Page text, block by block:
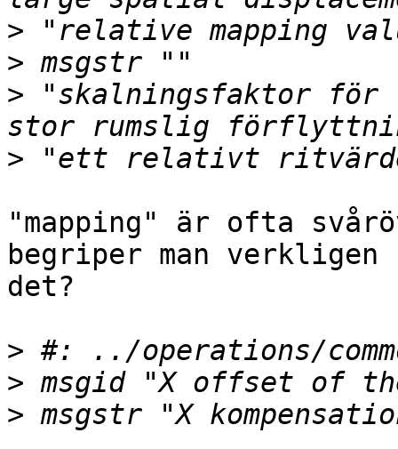
>
>
> "skalningsfaktor
>
"mapping" är ofta
begriper man verkligen
det?
>
>
>